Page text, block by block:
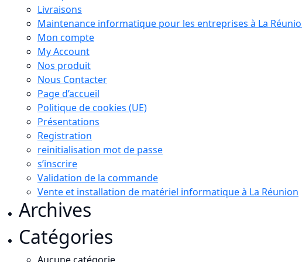
Livraisons
Maintenance informatique pour les entreprises à La
Mon compte
My Account
Nos produit
Nous Contacter
Page d’accueil
Politique de cookies (UE)
Présentations
Registration
reinitialisation mot de passe
s’inscrire
Validation de la commande
Vente et installation de matériel informatique à La Réunion
Archives
Catégories